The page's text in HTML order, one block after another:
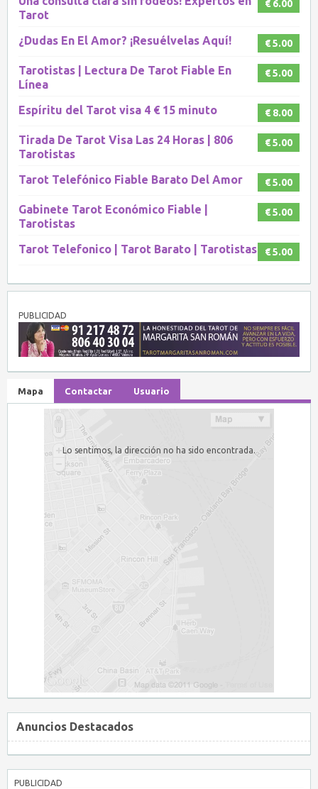
€ 6.00
Tarot
€ 5.00
¿Dudas En El Amor? ¡Resuélvelas Aquí!
€ 5.00
Tarotistas | Lectura De Tarot Fiable En
Línea
€ 8.00
Espíritu del Tarot visa 4 € 15 minuto
€ 5.00
Tirada De Tarot Visa Las 24 Horas | 806
Tarotistas
€ 5.00
Tarot Telefónico Fiable Barato Del Amor
€ 5.00
Gabinete Tarot Económico Fiable |
Tarotistas
€ 5.00
Tarot Telefonico | Tarot Barato | Tarotistas
PUBLICIDAD
Mapa Contactar Usuario
Lo sentimos, la dirección no ha sido encontrada.
Anuncios Destacados
PUBLICIDAD